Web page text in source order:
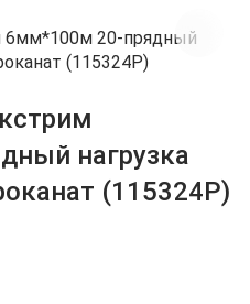
нагрузка
(115324P)